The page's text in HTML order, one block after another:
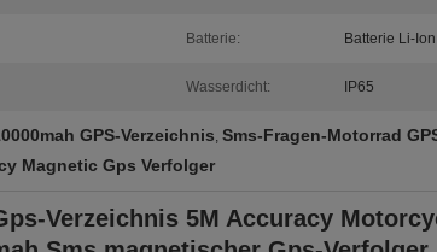
Batterie: Batterie Li-
Wasserdicht: IP65
GPS-Verzeichnis, Sms-Fragen-Motorrad
Magnetic Gps Verfolger
Verzeichnis 5M Accuracy